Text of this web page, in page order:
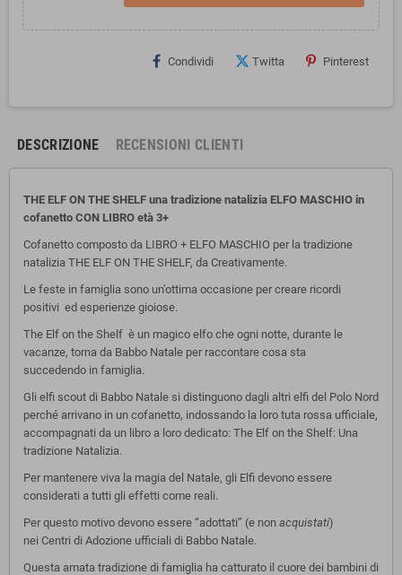
Condividi Twitta Pinterest
DESCRIZIONE RECENSIONI CLIENTI
THE ELF ON THE SHELF una tradizione natalizia ELFO MASCHIO in
cofanetto CON LIBRO età 3+
Cofanetto composto da LIBRO + ELFO MASCHIO per la tradizione
natalizia THE ELF ON THE SHELF, da Creativamente.
Le feste in famiglia sono un’ottima occasione per creare ricordi
positivi ed esperienze gioiose.
The Elf on the Shelf è un magico elfo che ogni notte, durante le
vacanze, torna da Babbo Natale per raccontare cosa sta
succedendo in famiglia.
Gli elfi scout di Babbo Natale si distinguono dagli altri elfi del Polo Nord
perché arrivano in un cofanetto, indossando la loro tuta rossa ufficiale,
accompagnati da un libro a loro dedicato: The Elf on the Shelf: Una
tradizione Natalizia.
Per mantenere viva la magia del Natale, gli Elfi devono essere
considerati a tutti gli effetti come reali.
Per questo motivo devono essere “adottati” (e non acquistati)
nei Centri di Adozione ufficiali di Babbo Natale.
Questa amata tradizione di famiglia ha catturato il cuore dei bambini di